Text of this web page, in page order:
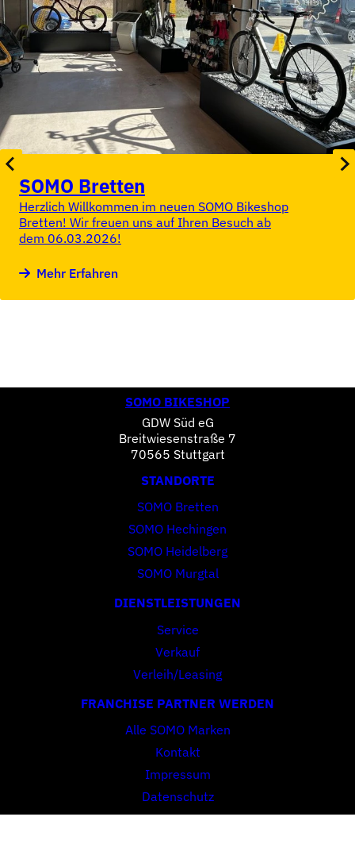
SOMO Bretten
Herzlich Willkommen im neuen SOMO Bikeshop
Bretten! Wir freuen uns auf Ihren Besuch ab
dem 06.03.2026!
Mehr Erfahren
SOMO BIKESHOP
GDW Süd eG
Breitwiesenstraße 7
70565 Stuttgart
STANDORTE
SOMO Bretten
SOMO Hechingen
SOMO Heidelberg
SOMO Murgtal
DIENSTLEISTUNGEN
Service
Verkauf
Verleih/Leasing
FRANCHISE PARTNER WERDEN
Alle SOMO Marken
Kontakt
Impressum
Datenschutz